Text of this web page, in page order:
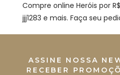
Compre online Heróis por
jjj1283 e mais. Faça seu
ASSINE NOSSA
RECEBER